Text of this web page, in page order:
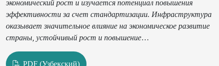
экономический рост и изучается потенциал повышения
эффективности за счет стандартизации. Инфраструктура
оказывает значительное влияние на экономическое развитие
страны, устойчивый рост и повышение
эффективность государственной политики и реализуемых
PDF (Узбекский)